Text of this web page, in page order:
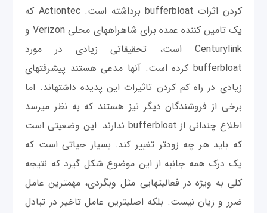
کردن اثرات bufferbloat برداشته است. Actiontec که
یک تامین کننده عمده برای شاهراه‎های محلی Verizon و
Centurylink است، تحقيقاتی زیادی در مورد
bufferbloat کرده است. آنها مدعی هستند پیشرفت‎های
زیادی در راه کم کردن تاثیرات این پدیده داشته‎اند. اما
برخی از فروشندگان دیگر نیز هستند که به نظر می‎رسد
اطلاع چندانی از bufferbloat ندارند. این وضعیتی است
که باید هر چه زودتر تغییر کند. بسیار حیاتی است که
یک درک همه جانبه از این موضوع شکل گیرد که نتیجه
کلی به ویژه در فعالیت‎هایی مثل وبگردی، مهمترین عامل
ضرر و زیان نیست. بلکه اصلی‎ترین عامل تاخیر در تبادل